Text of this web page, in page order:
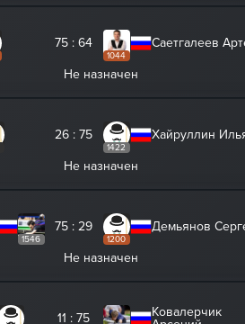
75 : 64
1044
Саетгалеев
Не назначен
26 : 75
1422
Хайруллин
Не назначен
1546
75 : 29
1200
Демьянов
Не назначен
11 : 75
Ковалерчик